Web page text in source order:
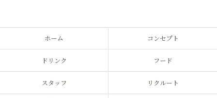
ホーム コンセプト
ドリンク フード
スタッフ リクルート